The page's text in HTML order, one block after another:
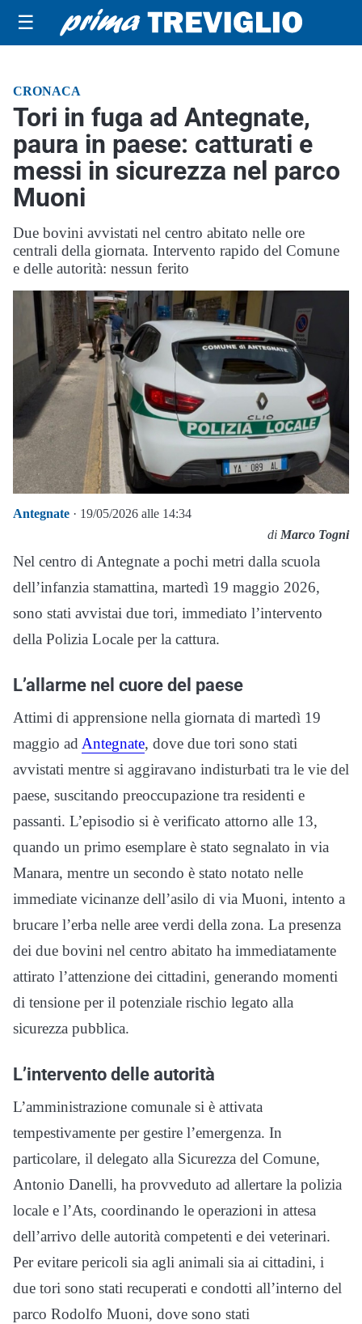
☰
CRONACA
Tori in fuga ad Antegnate,
paura in paese: catturati e
messi in sicurezza nel parco
Muoni
Due bovini avvistati nel centro abitato nelle ore
centrali della giornata. Intervento rapido del Comune
e delle autorità: nessun ferito
Antegnate · 19/05/2026 alle 14:34
di Marco Togni
Nel centro di Antegnate a pochi metri dalla scuola
dell’infanzia stamattina, martedì 19 maggio 2026,
sono stati avvistai due tori, immediato l’intervento
della Polizia Locale per la cattura.
L’allarme nel cuore del paese
Attimi di apprensione nella giornata di martedì 19
maggio ad Antegnate, dove due tori sono stati
avvistati mentre si aggiravano indisturbati tra le vie del
paese, suscitando preoccupazione tra residenti e
passanti. L’episodio si è verificato attorno alle 13,
quando un primo esemplare è stato segnalato in via
Manara, mentre un secondo è stato notato nelle
immediate vicinanze dell’asilo di via Muoni, intento a
brucare l’erba nelle aree verdi della zona. La presenza
dei due bovini nel centro abitato ha immediatamente
attirato l’attenzione dei cittadini, generando momenti
di tensione per il potenziale rischio legato alla
sicurezza pubblica.
L’intervento delle autorità
L’amministrazione comunale si è attivata
tempestivamente per gestire l’emergenza. In
particolare, il delegato alla Sicurezza del Comune,
Antonio Danelli, ha provveduto ad allertare la polizia
locale e l’Ats, coordinando le operazioni in attesa
dell’arrivo delle autorità competenti e dei veterinari.
Per evitare pericoli sia agli animali sia ai cittadini, i
due tori sono stati recuperati e condotti all’interno del
parco Rodolfo Muoni, dove sono stati